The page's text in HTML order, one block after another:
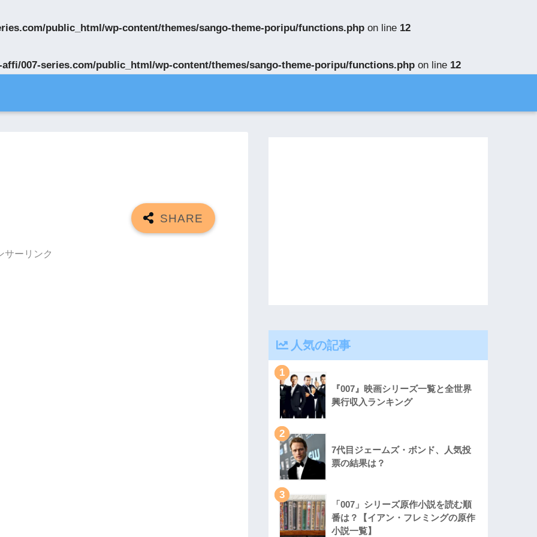
public_html/wp-content/themes/sango-theme-poripu/functions.php on line 12
007-series.com/public_html/wp-content/themes/sango-theme-poripu/functions.php on line 12
サーリンク
人気の記事
1
『007』映画シリーズ一覧と全世界
興行収入ランキング
2
7代目ジェームズ・ボンド、人気投
票の結果は？
3
「007」シリーズ原作小説を読む順
番は？【イアン・フレミングの原作
小説一覧】